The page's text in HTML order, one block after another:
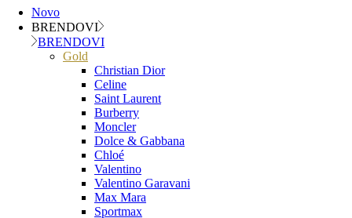
Novo
BRENDOVI
BRENDOVI
Gold
Christian Dior
Celine
Saint Laurent
Burberry
Moncler
Dolce & Gabbana
Chloé
Valentino
Valentino Garavani
Max Mara
Sportmax